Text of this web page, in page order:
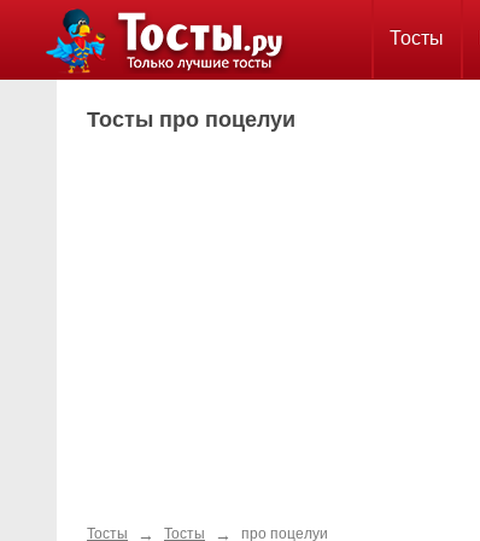
Тосты
Тосты про поцелуи
Тосты → Тосты → про поцелуи